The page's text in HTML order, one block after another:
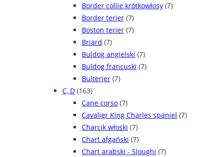
Border collie krótkowłosy (7)
Border terier (7)
Boston terier (7)
Briard (7)
Buldog angielski (7)
Buldog francuski (7)
Bulterier (7)
C, D (163)
Cane corso (7)
Cavalier King Charles spaniel (7)
Charcik włoski (7)
Chart afgański (7)
Chart arabski - Sloughi (7)